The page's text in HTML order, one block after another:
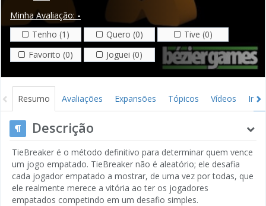
Minha Avaliação: -
Tenho (1)
Quero (0)
Tive (0)
Favorito (0)
Joguei (0)
Resumo Avaliações Expansões Tópicos Vídeos
Descrição
TieBreaker é o método definitivo para determinar quem vence
um jogo empatado. TieBreaker não é aleatório; ele desafia
cada jogador empatado a mostrar, de uma vez por todas, que
ele realmente merece a vitória ao ter os jogadores
empatados competindo em um desafio simples.